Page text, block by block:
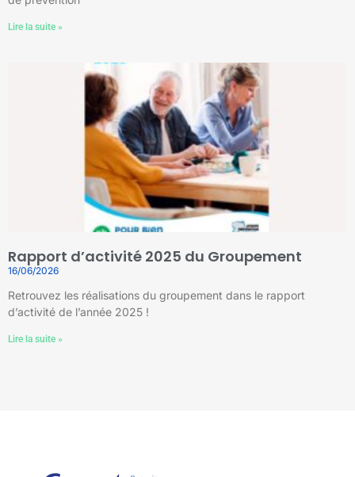
Lire la suite »
Rapport d’activité 2025 du Groupement
16/06/2026
Retrouvez les réalisations du groupement dans le rapport
d’activité de l’année 2025 !
Lire la suite »